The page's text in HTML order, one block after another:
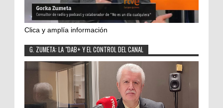
Clica y amplía información
G. ZUMETA: LA "DAB+ Y EL CONTROL DEL CANAL